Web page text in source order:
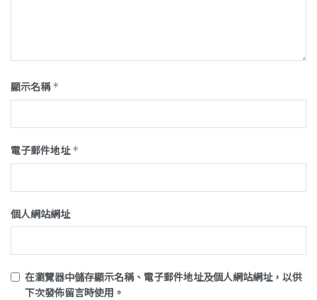
顯示名稱*
電子郵件地址*
個人網站網址
在瀏覽器中儲存顯示名稱、電子郵件地址及個人網站網址，以供
下次發佈留言時使用。